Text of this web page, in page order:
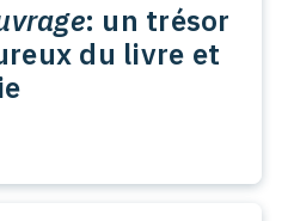
: un trésor
du livre et